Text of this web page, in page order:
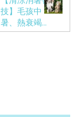
技】毛孩中
暑、熱衰竭的
預防對策！